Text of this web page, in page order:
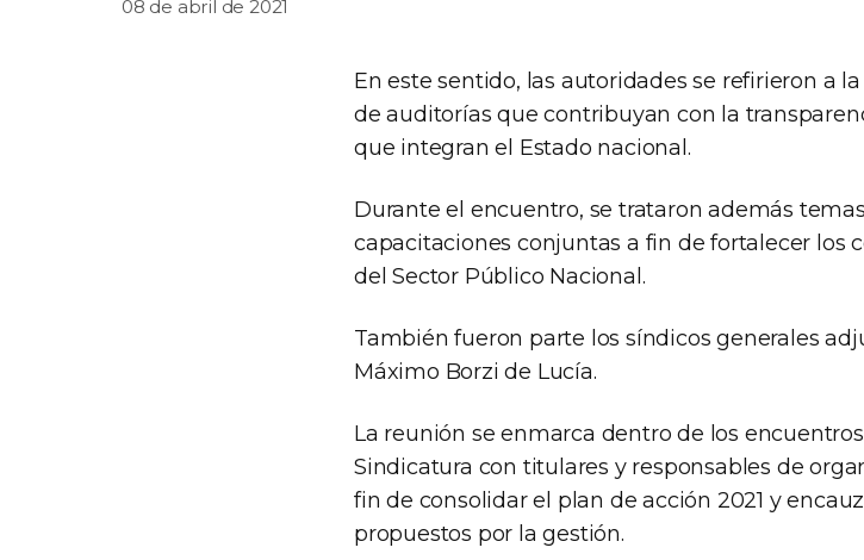
08 de abril de 2021
En este sentido, las autoridades se refirieron a
de auditorías que contribuyan con la
que integran el Estado nacional.
Durante el encuentro, se trataron además
capacitaciones conjuntas a fin de fortalecer los
del Sector Público Nacional.
También fueron parte los síndicos generales
Máximo Borzi de Lucía.
La reunión se enmarca dentro de los
Sindicatura con titulares y responsables de
fin de consolidar el plan de acción 2021 y
propuestos por la gestión.